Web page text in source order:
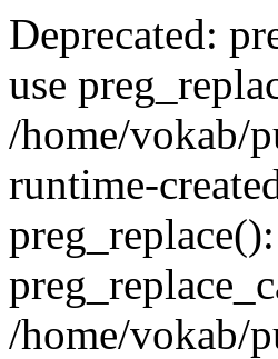
Deprecated:
use
/home/vokab/
runtime-
/home/vokab/